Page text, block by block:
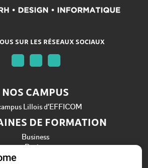
SUR LES RÉSEAUX SOCIAUX
NOS CAMPUS
Lillois d’EFFICOM
DE FORMATION
Business
Design
Informatique